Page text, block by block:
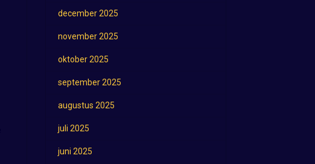
december 2025
november 2025
oktober 2025
september 2025
augustus 2025
juli 2025
juni 2025